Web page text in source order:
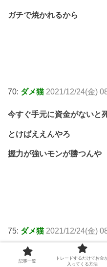
ガチで焼かれるから
70: ダメ猫 2021/12/24(金)
今すぐ手元に資金がないと
とけばええんやろ
握力が強いモンが勝つんや
75: ダメ猫 2021/12/24(金)
毎年のクリスマスラリーじ
記事一覧
トレードするだけでお金
入ってくる方法